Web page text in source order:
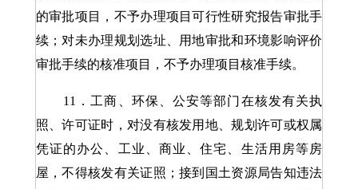
的审批项目，不予办理项目可行性研究报告审批手
续；对未办理规划选址、用地审批和环境影响评价
审批手续的核准项目，不予办理项目核准手续。
11．工商、环保、公安等部门在核发有关执
照、许可证时，对没有核发用地、规划许可或权属
凭证的办公、工业、商业、住宅、生活用房等房
屋，不得核发有关证照；接到国土资源局告知违法